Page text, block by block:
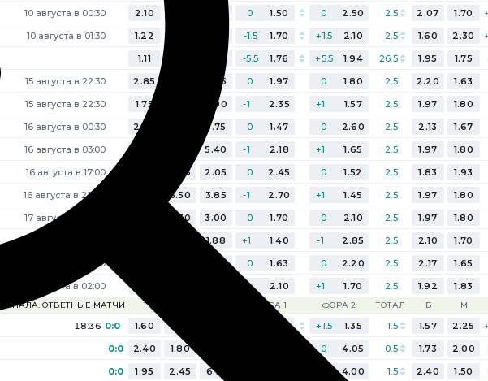
10 августа в 00:30 2.10 0 1.50 0 2.50 2.5 2.07 1.70
10 августа в 01:30 1.22 12.50 -1.5 1.70 +1.5 2.10 2.5 1.60 2.30
1.11 7.90 -5.5 1.76 +5.5 1.94 26.5 1.95 1.75
15 августа в 22:30 2.85 2.55 0 1.97 0 1.80 2.5 2.20 1.63
15 августа в 22:30 1.75 4.90 -1 2.35 +1 1.57 2.5 1.97 1.80
16 августа в 00:30 2.00 3.75 0 1.47 0 2.60 2.5 2.13 1.67
16 августа в 03:00 5.40 -1 2.18 +1 1.65 2.5 1.97 1.80
16 августа в 17:00 3.45 2.05 0 2.45 0 1.52 2.5 1.83 1.93
16 августа в 22:00 3.50 3.85 -1 2.70 +1 1.45 2.5 1.97 1.80
17 августа в 00:30 3.30 3.00 0 1.70 0 2.10 2.5 1.97 1.80
1.88 +1 1.40 -1 2.85 2.5 2.10 1.70
17 августа в 01:30 3.15 0 1.63 0 2.20 2.5 2.17 1.65
18 августа в 02:00 -1 2.10 +1 1.70 2.5 1.92 1.83
ФИНАЛА. ОТВЕТНЫЕ МАТЧИ 1 ФОРА 1 ФОРА 2 ТОТАЛ Б М
18:36 0:0 1.60 3.30 2.95 +1.5 1.35 1.5 1.57 2.25
0:0 2.40 1.80 0 4.05 0.5 1.73 2.00
0:0 1.95 2.45 6.10 0 4.00 1.5 2.40 1.50